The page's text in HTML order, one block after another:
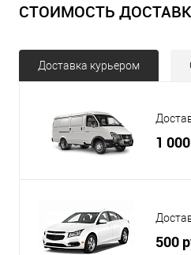
СТОИМОСТЬ
Доставка курьером
1
500